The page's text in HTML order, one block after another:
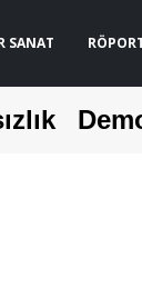
SANAT